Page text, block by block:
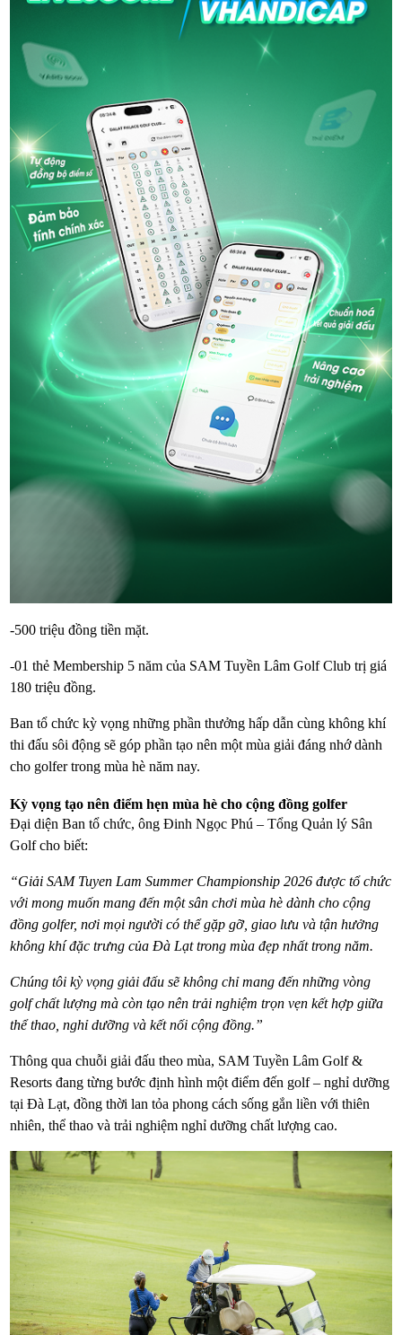
-500 triệu đồng tiền mặt.
-01 thẻ Membership 5 năm của SAM Tuyền Lâm Golf Club trị giá
180 triệu đồng.
Ban tổ chức kỳ vọng những phần thưởng hấp dẫn cùng không khí
thi đấu sôi động sẽ góp phần tạo nên một mùa giải đáng nhớ dành
cho golfer trong mùa hè năm nay.
Kỳ vọng tạo nên điểm hẹn mùa hè cho cộng đồng golfer
Đại diện Ban tổ chức, ông Đinh Ngọc Phú – Tổng Quản lý Sân
Golf cho biết:
“Giải SAM Tuyen Lam Summer Championship 2026 được tổ chức
với mong muốn mang đến một sân chơi mùa hè dành cho cộng
đồng golfer, nơi mọi người có thể gặp gỡ, giao lưu và tận hưởng
không khí đặc trưng của Đà Lạt trong mùa đẹp nhất trong năm.
Chúng tôi kỳ vọng giải đấu sẽ không chỉ mang đến những vòng
golf chất lượng mà còn tạo nên trải nghiệm trọn vẹn kết hợp giữa
thể thao, nghỉ dưỡng và kết nối cộng đồng.”
Thông qua chuỗi giải đấu theo mùa, SAM Tuyền Lâm Golf &
Resorts đang từng bước định hình một điểm đến golf – nghỉ dưỡng
tại Đà Lạt, đồng thời lan tỏa phong cách sống gắn liền với thiên
nhiên, thể thao và trải nghiệm nghỉ dưỡng chất lượng cao.